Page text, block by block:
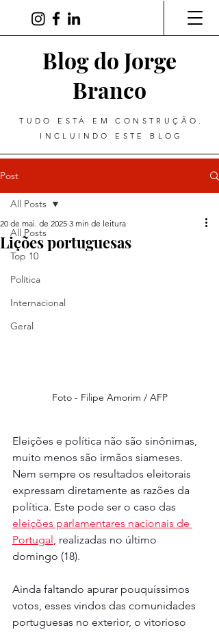
Blog do Jorge
Branco
TUDO ESTÁ EM CONSTRUÇÃO.
INCLUINDO ESTE BLOG
Post
All Posts
Top 10
Política
Internacional
Geral
All Posts
Lições portuguesas
20 de mai. de 2025 3 min de leitura
Foto - Filipe Amorim / AFP
Eleições e política não são sinônimas,
muito menos são irmãos siameses.
Nem sempre os resultados eleitorais
expressam diretamente as razões da
política. Este pode ser o caso das
eleições parlamentares nacionais de
Portugal, realizadas no último
domingo (18).
Ainda faltando apurar pouquíssimos
votos, esses vindos das comunidades
portuguesas no exterior, o vitorioso